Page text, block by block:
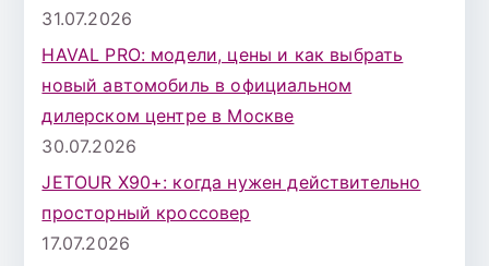
31.07.2026
HAVAL PRO: модели, цены и как выбрать
новый автомобиль в официальном
дилерском центре в Москве
30.07.2026
JETOUR X90+: когда нужен действительно
просторный кроссовер
17.07.2026